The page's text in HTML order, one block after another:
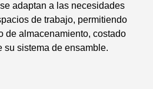
adaptan a las necesidades
de trabajo, permitiendo
de almacenamiento, costado
su sistema de ensamble.